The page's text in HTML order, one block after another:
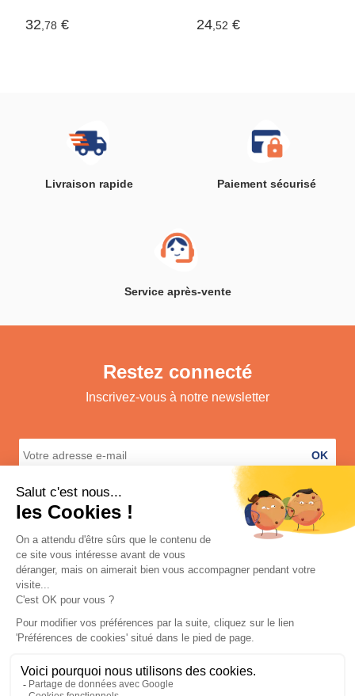
32,78 €
Calmagner
InnovaGoods
24,52 €
Livraison rapide Paiement sécurisé
Service après-vente
Restez connecté
Inscrivez-vous à notre newsletter
OK
A propos
Services
Informations légales
Contact